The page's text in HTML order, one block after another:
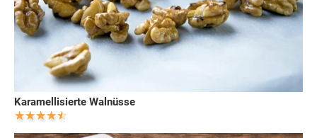
Karamellisierte Walnüsse